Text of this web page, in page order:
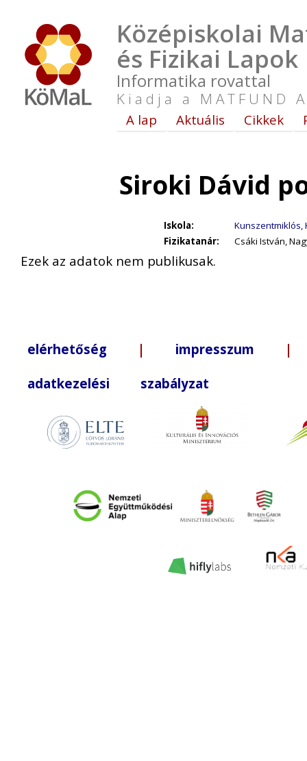
Középiskolai
és Fizikai Lapok
Informatika rovattal
Kiadja a MATFUND
A lap Aktuális Cikkek
Siroki Dávid
Iskola:
Kunszentmiklós,
Fizikatanár:
Csáki István,
Ezek az adatok nem publikusak.
elérhetőség | impresszum |
adatkezelési szabályzat